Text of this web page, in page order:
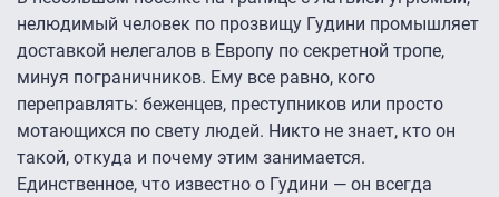
нелюдимый человек по прозвищу Гудини промышляет
доставкой нелегалов в Европу по секретной тропе,
минуя пограничников. Ему все равно, кого
переправлять: беженцев, преступников или просто
мотающихся по свету людей. Никто не знает, кто он
такой, откуда и почему этим занимается.
Единственное, что известно о Гудини — он всегда